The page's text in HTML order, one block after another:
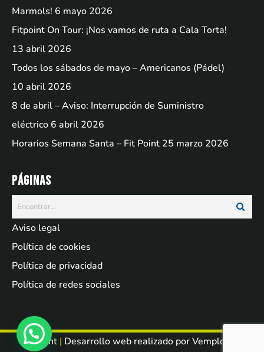
Marmols! 6 mayo 2026
Fitpoint On Tour: ¡Nos vamos de ruta a Cala Torta!
13 abril 2026
Todos los sábados de mayo – Americanos (Pádel)
10 abril 2026
8 de abril – Aviso: Interrupción de Suministro
eléctrico 6 abril 2026
Horarios Semana Santa – Fit Point 25 marzo 2026
Páginas
Aviso legal
Política de cookies
Política de privacidad
Política de redes sociales
Fit Point | Desarrollo web realizado porVemployed